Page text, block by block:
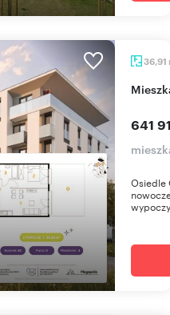
36,91
641
Osiedle